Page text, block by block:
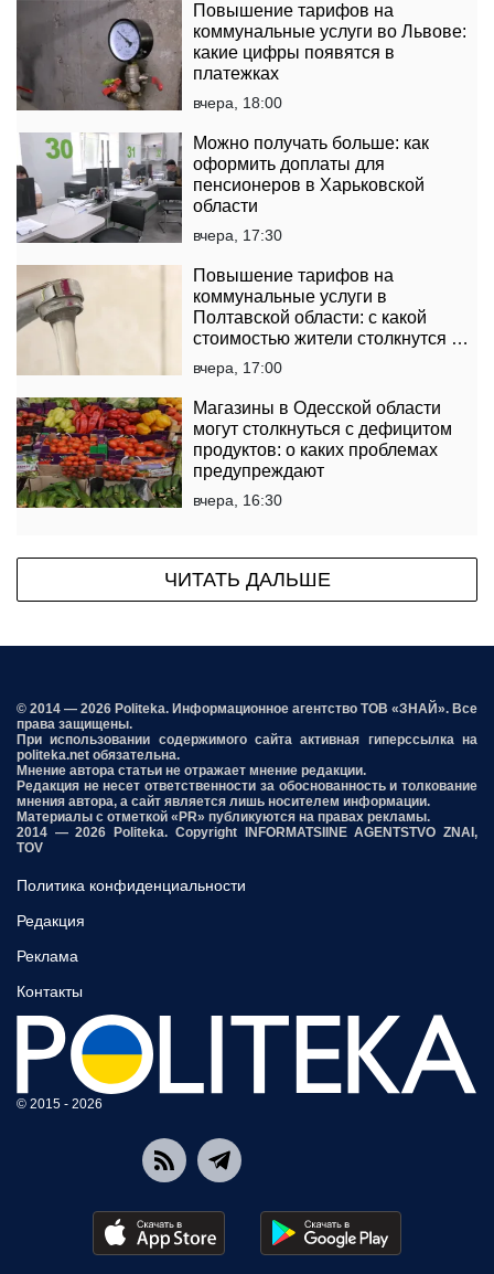
Повышение тарифов на
коммунальные услуги во Львове:
какие цифры появятся в
платежках
вчера, 18:00
Можно получать больше: как
оформить доплаты для
пенсионеров в Харьковской
области
вчера, 17:30
Повышение тарифов на
коммунальные услуги в
Полтавской области: с какой
стоимостью жители столкнутся в
платежках
вчера, 17:00
Магазины в Одесской области
могут столкнуться с дефицитом
продуктов: о каких проблемах
предупреждают
вчера, 16:30
ЧИТАТЬ ДАЛЬШЕ
© 2014 — 2026 Politeka. Информационное агентство ТОВ «ЗНАЙ». Все
права защищены.
При использовании содержимого сайта активная гиперссылка на
politeka.net обязательна.
Мнение автора статьи не отражает мнение редакции.
Редакция не несет ответственности за обоснованность и толкование
мнения автора, а сайт является лишь носителем информации.
Материалы с отметкой «PR» публикуются на правах рекламы.
2014 — 2026 Politeka. Copyright INFORMATSIINE AGENTSTVO ZNAI,
TOV
Политика конфиденциальности
Редакция
Реклама
Контакты
© 2015 - 2026